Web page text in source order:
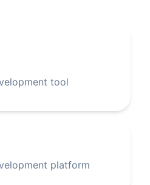
tool
platform